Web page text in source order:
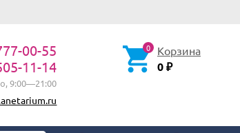
00-55
11-14
9:00—21:00
0 Корзина
0 ₽